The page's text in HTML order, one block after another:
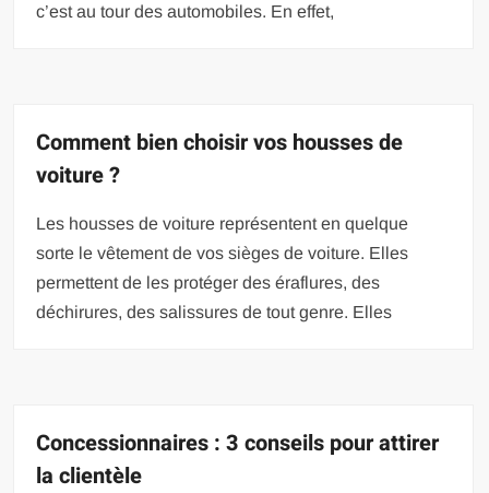
c’est au tour des automobiles. En effet,
Comment bien choisir vos housses de
voiture ?
Les housses de voiture représentent en quelque
sorte le vêtement de vos sièges de voiture. Elles
permettent de les protéger des éraflures, des
déchirures, des salissures de tout genre. Elles
Concessionnaires : 3 conseils pour attirer
la clientèle